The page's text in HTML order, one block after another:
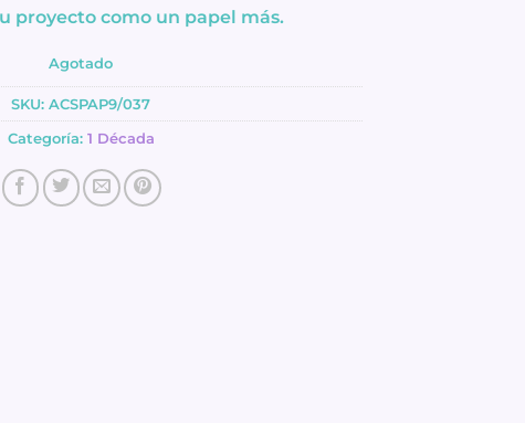
proyecto como un papel más.
Agotado
SKU: ACSPAP9/037
Categoría: 1 Década